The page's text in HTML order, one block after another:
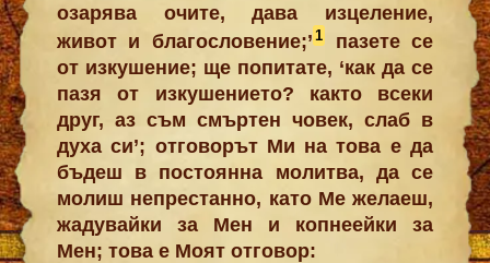
озарява очите, дава изцеление,
живот и благословение;’ 1пазете се
от изкушение; ще попитате, ‘как да се
пазя от изкушението? както всеки
друг, аз съм смъртен човек, слаб в
духа си’; отговорът Ми на това е да
бъдеш в постоянна молитва, да се
молиш непрестанно, като Ме желаеш,
жадувайки за Мен и копнеейки за
Мен; това е Моят отговор: